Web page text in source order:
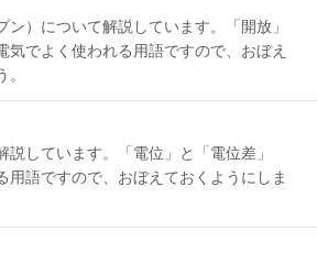
ン）について解説しています。「開放」
気でよく使われる用語ですので、おぼえ
説しています。「電位」と「電位差」
用語ですので、おぼえておくようにしま